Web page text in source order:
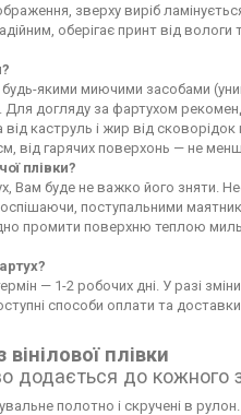
зверху виріб
оберігає принт від
якими миючими засобами
Для догляду за фартухом
від каструль і жир від
від гарячих поверхонь — не
плівки?
Вам буде не важко його зняти.
поступальними
промити поверхню теплою
— 1-2 робочих дні. У разі
способи оплати та
плівки
додається до кожного
полотно і скручені в